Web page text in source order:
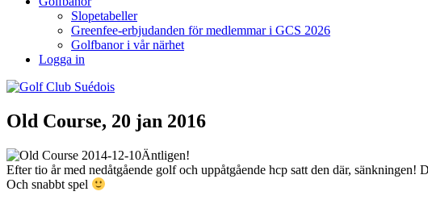
Slopetabeller
Greenfee-erbjudanden för medlemmar i GCS 2026
Golfbanor i vår närhet
Logga in
Old Course, 20 jan 2016
Äntligen!
Efter tio år med nedåtgående golf och uppåtgående hcp satt den där,
Och snabbt spel